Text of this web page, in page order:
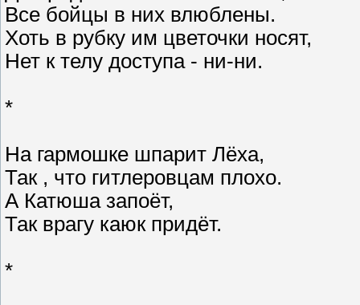
Все бойцы в них влюблены.
Хоть в рубку им цветочки носят,
Нет к телу доступа - ни-ни.
*
На гармошке шпарит Лёха,
Так , что гитлеровцам плохо.
А Катюша запоёт,
Так врагу каюк придёт.
*